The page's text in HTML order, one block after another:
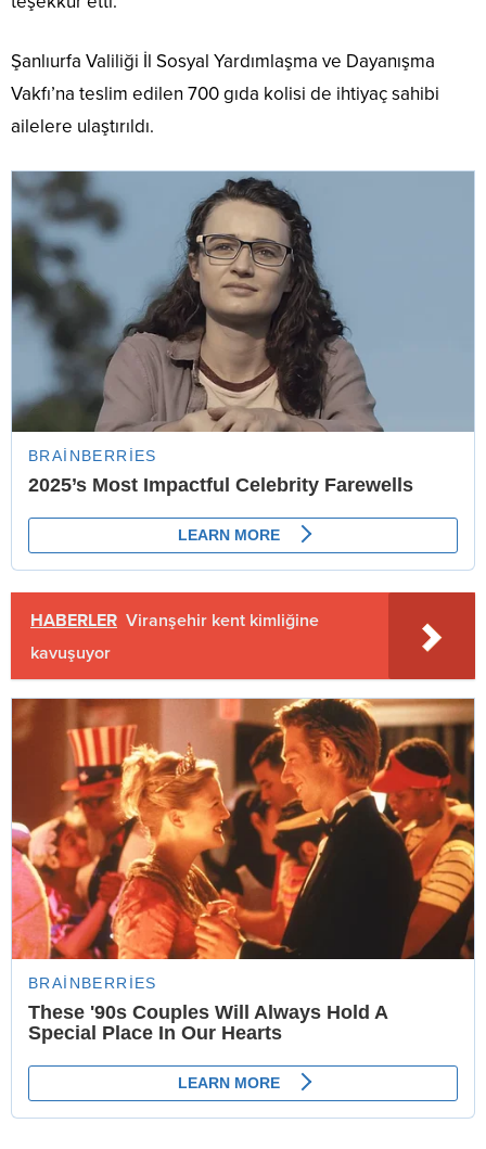
Şanlıurfa Valiliği İl Sosyal Yardımlaşma ve Dayanışma
Vakfı’na teslim edilen 700 gıda kolisi de ihtiyaç sahibi
ailelere ulaştırıldı.
HABERLER Viranşehir kent kimliğine
kavuşuyor